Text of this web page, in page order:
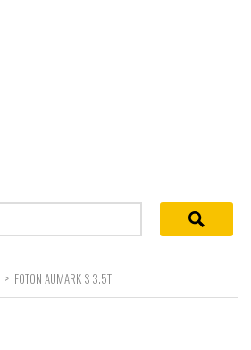
> FOTON AUMARK S 3.5T